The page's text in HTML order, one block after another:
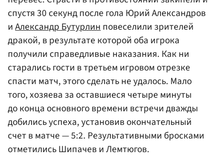
спустя 30 секунд после гола Юрий Александров
иАлександр Бутурлинповеселили зрителей
дракой, в результате которой оба игрока
получили справедливые наказания. Как ни
старались гости в третьем игровом отрезке
спасти матч, этого сделать не удалось. Мало
того, хозяева за оставшиеся четыре минуты
до конца основного времени встречи дважды
добились успеха, установив окончательный
счет в матче — 5:2. Результативными бросками
отметились Шипачев и Лемтюгов.